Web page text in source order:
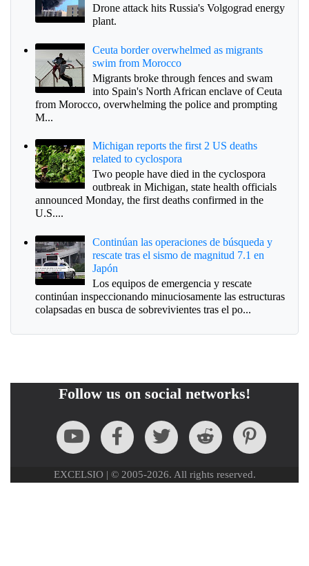
Drone attack hits Russia's Volgograd energy
plant.
Ceuta border overwhelmed as migrants
swim from Morocco
Migrants broke through fences and swam
into Spain's North African enclave of Ceuta
from Morocco, overwhelming the police and prompting
M...
Michigan reports the first 2 US deaths
related to cyclospora
Two people have died in the cyclospora
outbreak in Michigan, state health officials
announced Monday, the first deaths confirmed in the
U.S....
Continúan las operaciones de búsqueda y
rescate tras el sismo de magnitud 7.1 en
Japón
Los equipos de emergencia y rescate
continúan inspeccionando minuciosamente las estructuras
colapsadas en busca de sobrevivientes tras el po...
Follow us on social networks!
EXCELSIO | © 2005-2026. All rights reserved.